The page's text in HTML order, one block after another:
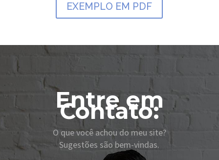
EXEMPLO EM PDF
Entre em
Contato:
O que você achou do meu site?
Sugestões são bem-vindas.